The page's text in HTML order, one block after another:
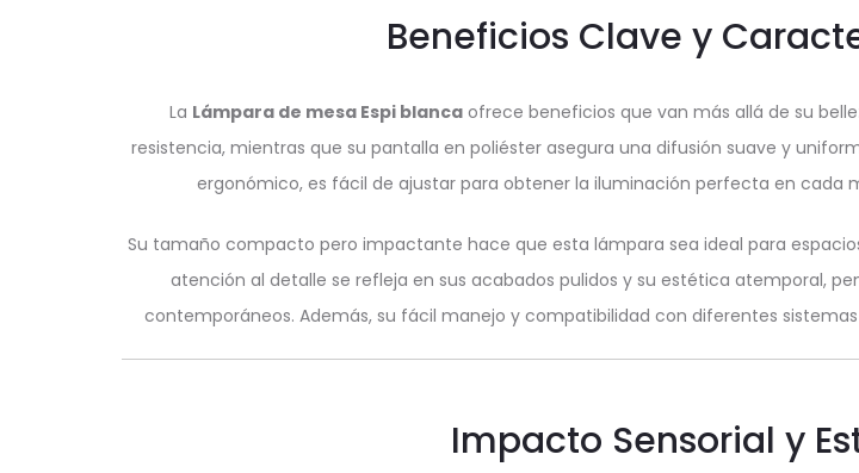
Beneficios Clave y
La Lámpara de mesa Espi blancaofrece beneficios que van más allá de su
resistencia, mientras que su pantalla en poliéster asegura una difusión suave y
ergonómico, es fácil de ajustar para obtener la iluminación perfecta en cada
Su tamaño compacto pero impactante hace que esta lámpara sea ideal para
atención al detalle se refleja en sus acabados pulidos y su estética atemporal,
contemporáneos. Además, su fácil manejo y compatibilidad con diferentes
Impacto Sensorial y